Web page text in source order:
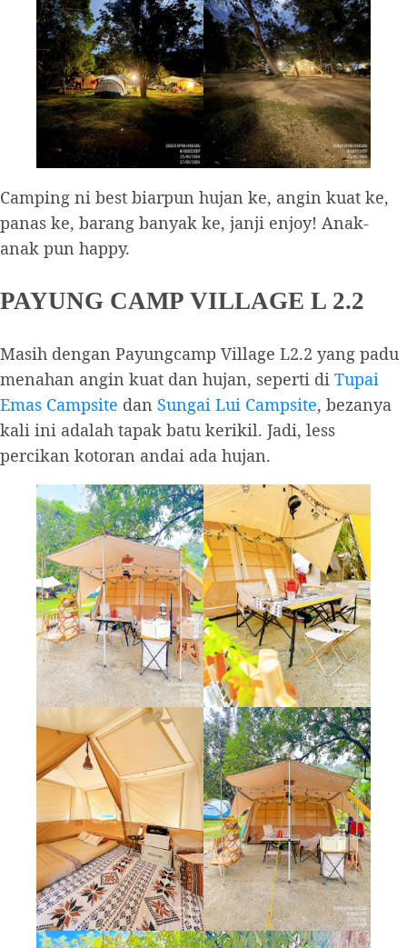
Camping ni best biarpun hujan ke, angin kuat ke,
panas ke, barang banyak ke, janji enjoy! Anak-
anak pun happy.
PAYUNG CAMP VILLAGE L 2.2
Masih dengan Payungcamp Village L2.2 yang padu
menahan angin kuat dan hujan, seperti di Tupai
Emas Campsite dan Sungai Lui Campsite, bezanya
kali ini adalah tapak batu kerikil. Jadi, less
percikan kotoran andai ada hujan.